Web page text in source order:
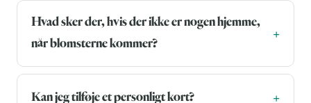
Hvad sker der, hvis der ikke er nogen hjemme,
når blomsterne kommer?
Kan jeg tilføje et personligt kort?